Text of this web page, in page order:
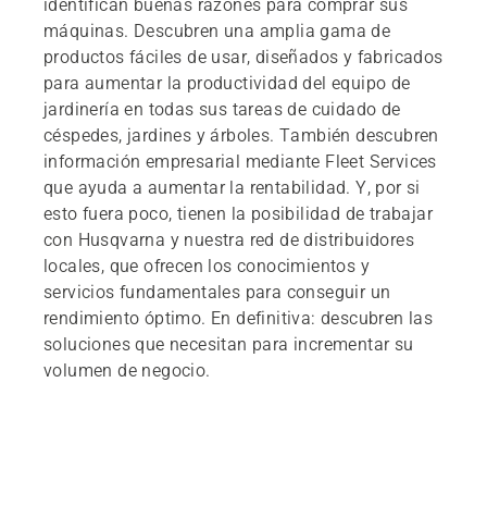
identifican buenas razones para comprar sus
máquinas. Descubren una amplia gama de
productos fáciles de usar, diseñados y fabricados
para aumentar la productividad del equipo de
jardinería en todas sus tareas de cuidado de
céspedes, jardines y árboles. También descubren
información empresarial mediante Fleet Services
que ayuda a aumentar la rentabilidad. Y, por si
esto fuera poco, tienen la posibilidad de trabajar
con Husqvarna y nuestra red de distribuidores
locales, que ofrecen los conocimientos y
servicios fundamentales para conseguir un
rendimiento óptimo. En definitiva: descubren las
soluciones que necesitan para incrementar su
volumen de negocio.